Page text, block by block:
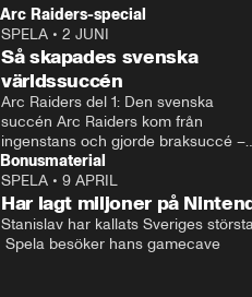
spela@aftonbladet.se
Arc Raiders-special
SPELA • 2 JUNI
Så skapades svenska
världssuccén
Arc Raiders del 1: Den svenska
succén Arc Raiders kom från
ingenstans och gjorde braksuccé –
men vad är egentligen förklaringen
bakom?
Bonusmaterial
SPELA • 9 APRIL
Har lagt miljoner på
Stanislav har kallats Sveriges
Spela besöker hans gamecave